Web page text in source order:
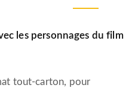
les personnages du film
tout-carton, pour